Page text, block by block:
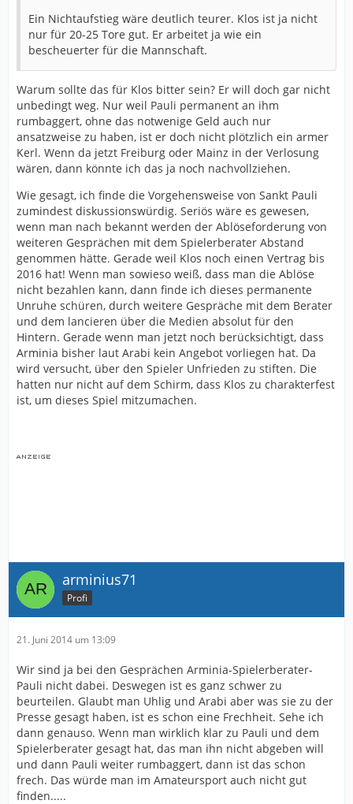
Ein Nichtaufstieg wäre deutlich teurer. Klos ist ja nicht
nur für 20-25 Tore gut. Er arbeitet ja wie ein
bescheuerter für die Mannschaft.
Warum sollte das für Klos bitter sein? Er will doch gar nicht
unbedingt weg. Nur weil Pauli permanent an ihm
rumbaggert, ohne das notwenige Geld auch nur
ansatzweise zu haben, ist er doch nicht plötzlich ein armer
Kerl. Wenn da jetzt Freiburg oder Mainz in der Verlosung
wären, dann könnte ich das ja noch nachvollziehen.
Wie gesagt, ich finde die Vorgehensweise von Sankt Pauli
zumindest diskussionswürdig. Seriös wäre es gewesen,
wenn man nach bekannt werden der Ablöseforderung von
weiteren Gesprächen mit dem Spielerberater Abstand
genommen hätte. Gerade weil Klos noch einen Vertrag bis
2016 hat! Wenn man sowieso weiß, dass man die Ablöse
nicht bezahlen kann, dann finde ich dieses permanente
Unruhe schüren, durch weitere Gespräche mit dem Berater
und dem lancieren über die Medien absolut für den
Hintern. Gerade wenn man jetzt noch berücksichtigt, dass
Arminia bisher laut Arabi kein Angebot vorliegen hat. Da
wird versucht, über den Spieler Unfrieden zu stiften. Die
hatten nur nicht auf dem Schirm, dass Klos zu charakterfest
ist, um dieses Spiel mitzumachen.
arminius71
Profi
21. Juni 2014 um 13:09
Wir sind ja bei den Gesprächen Arminia-Spielerberater-
Pauli nicht dabei. Deswegen ist es ganz schwer zu
beurteilen. Glaubt man Uhlig und Arabi aber was sie zu der
Presse gesagt haben, ist es schon eine Frechheit. Sehe ich
dann genauso. Wenn man wirklich klar zu Pauli und dem
Spielerberater gesagt hat, das man ihn nicht abgeben will
und dann Pauli weiter rumbaggert, dann ist das schon
frech. Das würde man im Amateursport auch nicht gut
finden.....